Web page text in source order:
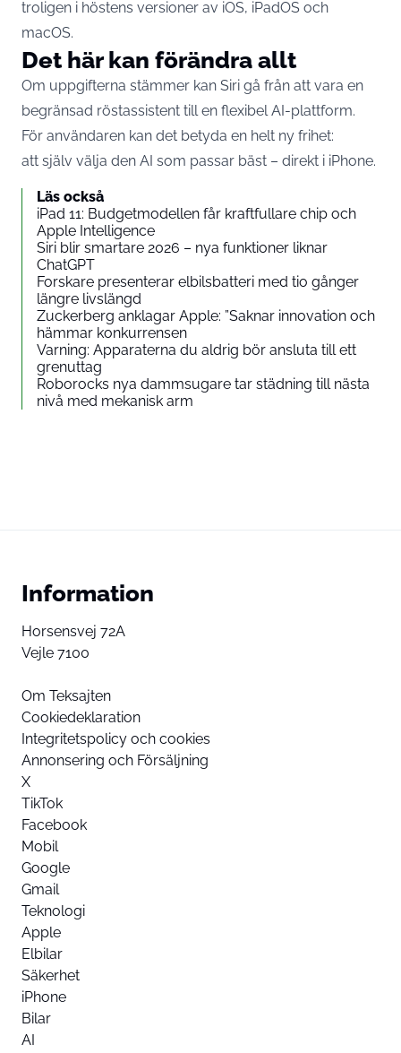
troligen i höstens versioner av iOS, iPadOS och
macOS.
Det här kan förändra allt
Om uppgifterna stämmer kan Siri gå från att vara en
begränsad röstassistent till en flexibel AI-plattform.
För användaren kan det betyda en helt ny frihet:
att själv välja den AI som passar bäst – direkt i iPhone.
Läs också
iPad 11: Budgetmodellen får kraftfullare chip och
Apple Intelligence
Siri blir smartare 2026 – nya funktioner liknar
ChatGPT
Forskare presenterar elbilsbatteri med tio gånger
längre livslängd
Zuckerberg anklagar Apple: ”Saknar innovation och
hämmar konkurrensen
Varning: Apparaterna du aldrig bör ansluta till ett
grenuttag
Roborocks nya dammsugare tar städning till nästa
nivå med mekanisk arm
Information
Horsensvej 72A
Vejle 7100
Om Teksajten
Cookiedeklaration
Integritetspolicy och cookies
Annonsering och Försäljning
X
TikTok
Facebook
Mobil
Google
Gmail
Teknologi
Apple
Elbilar
Säkerhet
iPhone
Bilar
AI